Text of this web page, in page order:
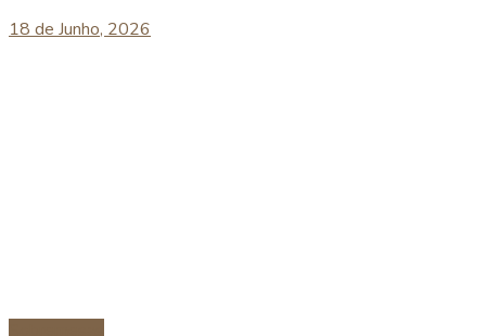
18 de Junho, 2026